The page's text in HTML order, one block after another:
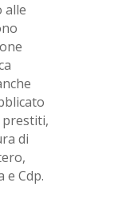
alle
prestiti,
di
e Cdp.